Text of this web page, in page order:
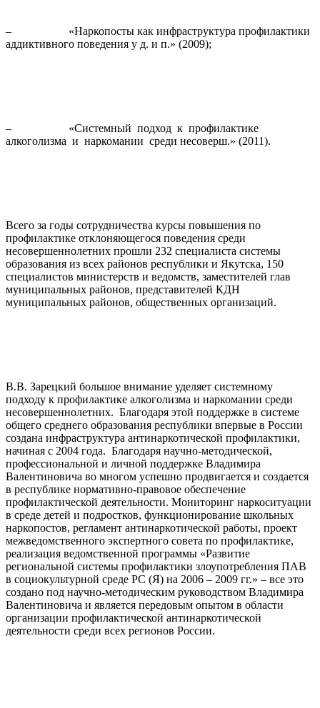
– «Наркопосты как инфраструктура профилактики
аддиктивного поведения у д. и п.» (2009);
– «Системный подход к профилактике
алкоголизма и наркомании среди несоверш.» (2011).
Всего за годы сотрудничества курсы повышения по
профилактике отклоняющегося поведения среди
несовершеннолетних прошли 232 специалиста системы
образования из всех районов республики и Якутска, 150
специалистов министерств и ведомств, заместителей глав
муниципальных районов, представителей КДН
муниципальных районов, общественных организаций.
В.В. Зарецкий большое внимание уделяет системному
подходу к профилактике алкоголизма и наркомании среди
несовершеннолетних. Благодаря этой поддержке в системе
общего среднего образования республики впервые в России
создана инфраструктура антинаркотической профилактики,
начиная с 2004 года. Благодаря научно-методической,
профессиональной и личной поддержке Владимира
Валентиновича во многом успешно продвигается и создается
в республике нормативно-правовое обеспечение
профилактической деятельности. Мониторинг наркоситуации
в среде детей и подростков, функционирование школьных
наркопостов, регламент антинаркотической работы, проект
межведомственного экспертного совета по профилактике,
реализация ведомственной программы «Развитие
региональной системы профилактики злоупотребления ПАВ
в социокультурной среде РС (Я) на 2006 – 2009 гг.» – все это
создано под научно-методическим руководством Владимира
Валентиновича и является передовым опытом в области
организации профилактической антинаркотической
деятельности среди всех регионов России.